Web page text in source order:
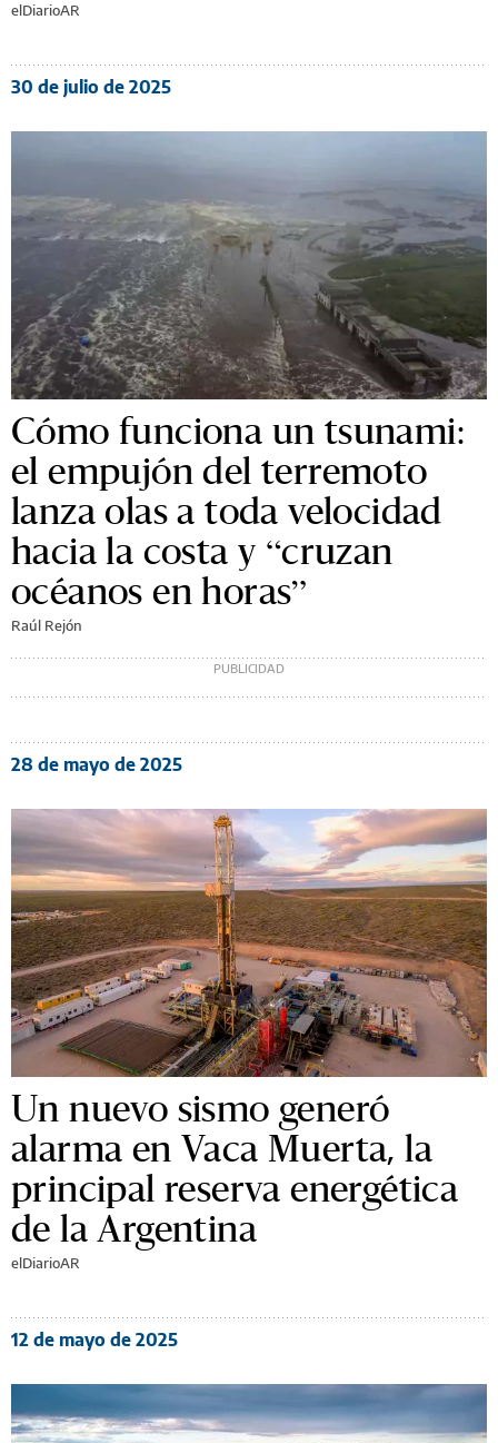
elDiarioAR
30 de julio de 2025
Cómo funciona un tsunami:
el empujón del terremoto
lanza olas a toda velocidad
hacia la costa y “cruzan
océanos en horas”
Raúl Rejón
28 de mayo de 2025
Un nuevo sismo generó
alarma en Vaca Muerta, la
principal reserva energética
de la Argentina
elDiarioAR
12 de mayo de 2025